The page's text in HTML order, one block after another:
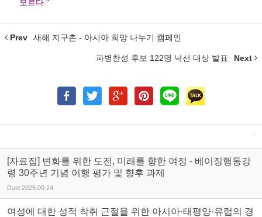
모르다."
Prev 새해 지구촌 - 아시아 희망 나누기 캠페인
파병찬성 후보 122명 낙선 대상 발표 Next
[자료집] 변화를 위한 도전, 미래를 향한 여정 - 베이징행동강
령 30주년 기념 이행 평가 및 향후 과제
Date2025.09.24
여성에 대한 성적 착취 근절을 위한 아시아·태평양·유럽의 경